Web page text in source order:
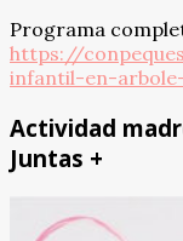
Programa
https://
infantil-en-
Actividad
Juntas +